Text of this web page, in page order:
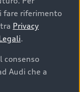
prima di
e all'aspetto,
fare riferimento
Privacy
.
consenso
Audi che a